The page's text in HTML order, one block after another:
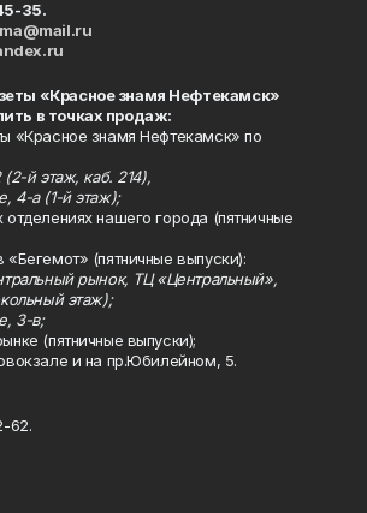
35.
«Красное знамя Нефтекамск»
в точках продаж:
«Красное знамя Нефтекамск» по
й этаж, каб. 214),
4-а (1-й этаж);
отделениях нашего города (пятничные
(пятничные выпуски):
рынок, ТЦ «Центральный»,
этаж);
3-в;
(пятничные выпуски);
и на пр.Юбилейном, 5.
62.